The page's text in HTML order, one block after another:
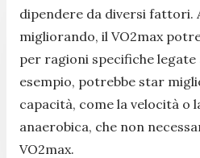
dipendere da diversi fattori.
migliorando, il VO2max
per ragioni specifiche legate
esempio, potrebbe star
capacità, come la velocità o
anaerobica, che non
VO2max.